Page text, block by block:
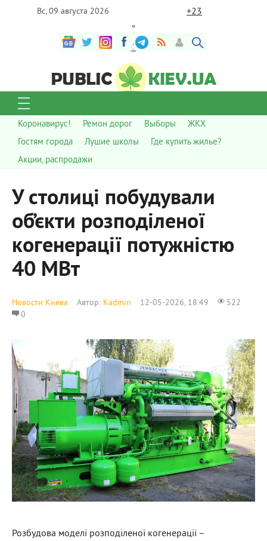
Вс, 09 августа 2026 +23
°
C
Коронавирус! Ремон дорог Выборы
ЖКХ
Гостям города
Лушие школы
Где купить жилье?
Акции, распродажи
У столиці побудували
об’єкти розподіленої
когенерації потужністю
40 МВт
Новости Киева Автор: Kadmin 12-05-2026, 18:49
522
0
Розбудова моделі розподіленої когенерації –